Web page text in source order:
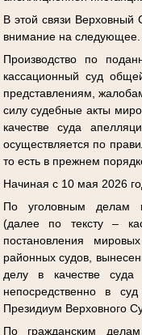
В этой связи Верховный
внимание на следующее.
Производство по
кассационный суд
представлениям,
силу судебные акты
качестве суда
осуществляется по
то есть в прежнем
Начиная с 10 мая 2026
По уголовным делам
(далее по тексту –
постановления
районных судов,
делу в качестве суда
непосредственно в
Президиум Верховного
По гражданским